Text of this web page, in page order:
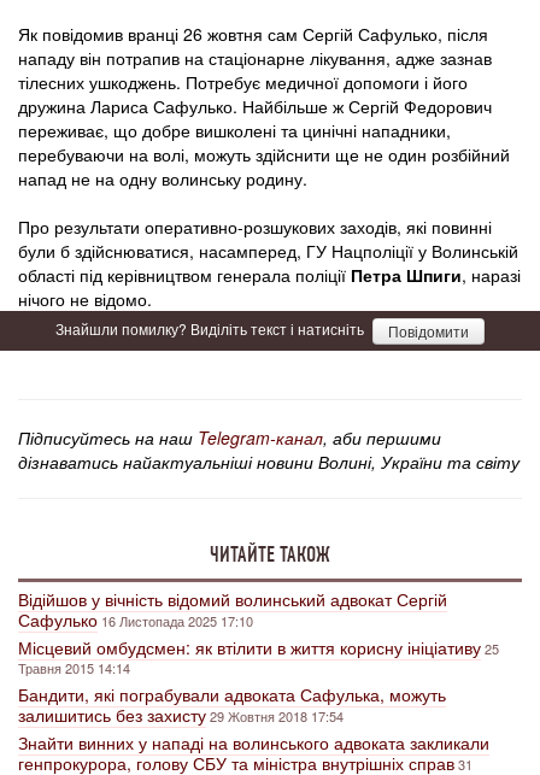
Як повідомив вранці 26 жовтня сам Сергій Сафулько, після
нападу він потрапив на стаціонарне лікування, адже зазнав
тілесних ушкоджень. Потребує медичної допомоги і його
дружина Лариса Сафулько. Найбільше ж Сергій Федорович
переживає, що добре вишколені та цинічні нападники,
перебуваючи на волі, можуть здійснити ще не один розбійний
напад не на одну волинську родину.
Про результати оперативно-розшукових заходів, які повинні
були б здійснюватися, насамперед, ГУ Нацполіції у Волинській
області під керівництвом генерала поліції Петра Шпиги, наразі
нічого не відомо.
Знайшли помилку? Виділіть текст і натисніть Повідомити
Підписуйтесь на наш Telegram-канал, аби першими
дізнаватись найактуальніші новини Волині, України та світу
ЧИТАЙТЕ ТАКОЖ
Відійшов у вічність відомий волинський адвокат Сергій
Сафулько 16 Листопада 2025 17:10
Місцевий омбудсмен: як втілити в життя корисну ініціативу25
Травня 2015 14:14
Бандити, які пограбували адвоката Сафулька, можуть
залишитись без захисту29 Жовтня 2018 17:54
Знайти винних у нападі на волинського адвоката закликали
генпрокурора, голову СБУ та міністра внутрішніх справ31